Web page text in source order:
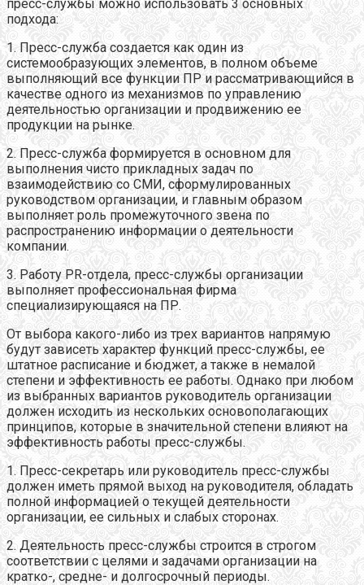
пресс-службы можно использовать 3 основных
подхода:
1. Пресс-служба создается как один из
системообразующих элементов, в полном объеме
выполняющий все функции ПР и рассматривающийся в
качестве одного из механизмов по управлению
деятельностью организации и продвижению ее
продукции на рынке.
2. Пресс-служба формируется в основном для
выполнения чисто прикладных задач по
взаимодействию со СМИ, сформулированных
руководством организации, и главным образом
выполняет роль промежуточного звена по
распространению информации о деятельности
компании.
3. Работу PR-отдела, пресс-службы организации
выполняет профессиональная фирма
специализирующаяся на ПР.
От выбора какого-либо из трех вариантов напрямую
будут зависеть характер функций пресс-службы, ее
штатное расписание и бюджет, а также в немалой
степени и эффективность ее работы. Однако при любом
из выбранных вариантов руководитель организации
должен исходить из нескольких основополагающих
принципов, которые в значительной степени влияют на
эффективность работы пресс-службы.
1. Пресс-секретарь или руководитель пресс-службы
должен иметь прямой выход на руководителя, обладать
полной информацией о текущей деятельности
организации, ее сильных и слабых сторонах.
2. Деятельность пресс-службы строится в строгом
соответствии с целями и задачами организации на
кратко-, средне- и долгосрочный периоды.